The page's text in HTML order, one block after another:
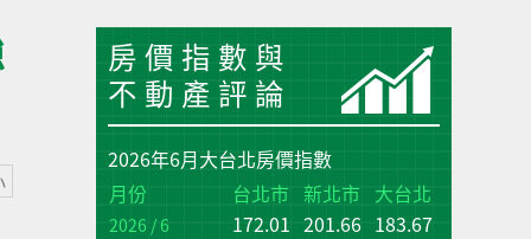
房價指數與
不動產評論
2026年6月大台北房價指數
月份
台北市 新北市 大台北
2026 / 6 172.01 201.66 183.67